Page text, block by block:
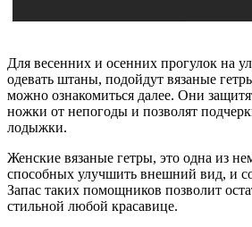
Для весенних и осенних прогулок на
одевать штаны, подойдут вязаные
можно ознакомиться далее. Они
ножки от непогоды и позволят
лодыжки.
Женские вязаные гетры, это одна из
способных улучшить внешний вид, и
Запас таких помощников позволит
стильной любой красавице.